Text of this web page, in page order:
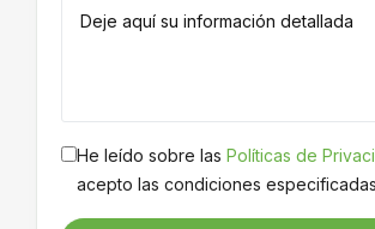
He leído sobre lasPolíticas de
acepto las condiciones